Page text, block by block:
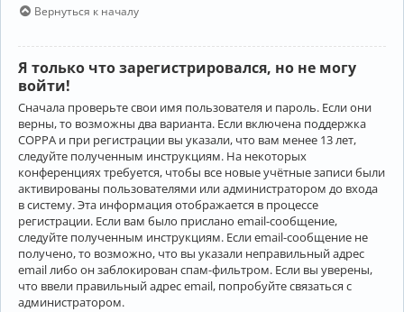
Вернуться к началу
Я только что зарегистрировался, но не могу
войти!
Сначала проверьте свои имя пользователя и пароль. Если они
верны, то возможны два варианта. Если включена поддержка
COPPA и при регистрации вы указали, что вам менее 13 лет,
следуйте полученным инструкциям. На некоторых
конференциях требуется, чтобы все новые учётные записи были
активированы пользователями или администратором до входа
в систему. Эта информация отображается в процессе
регистрации. Если вам было прислано email-сообщение,
следуйте полученным инструкциям. Если email-сообщение не
получено, то возможно, что вы указали неправильный адрес
email либо он заблокирован спам-фильтром. Если вы уверены,
что ввели правильный адрес email, попробуйте связаться с
администратором.